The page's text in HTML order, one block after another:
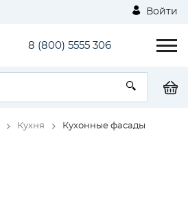
Войти
8 (800) 5555 306
Кухня Кухонные фасады